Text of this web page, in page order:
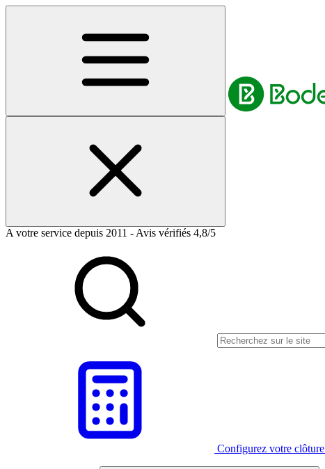
A votre service depuis 2011 - Avis vérifiés 4,8/5
Configurez votre clôture